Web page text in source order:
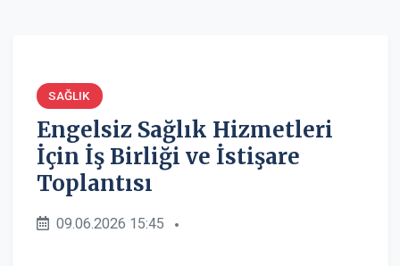
SAĞLIK
Engelsiz Sağlık Hizmetleri
İçin İş Birliği ve İstişare
Toplantısı
09.06.2026 15:45